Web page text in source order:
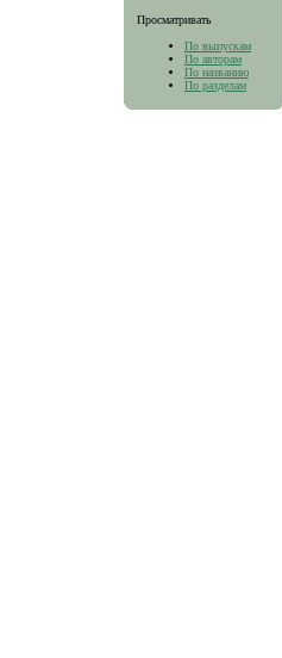
Просматривать
По выпускам
По авторам
По названию
По разделам